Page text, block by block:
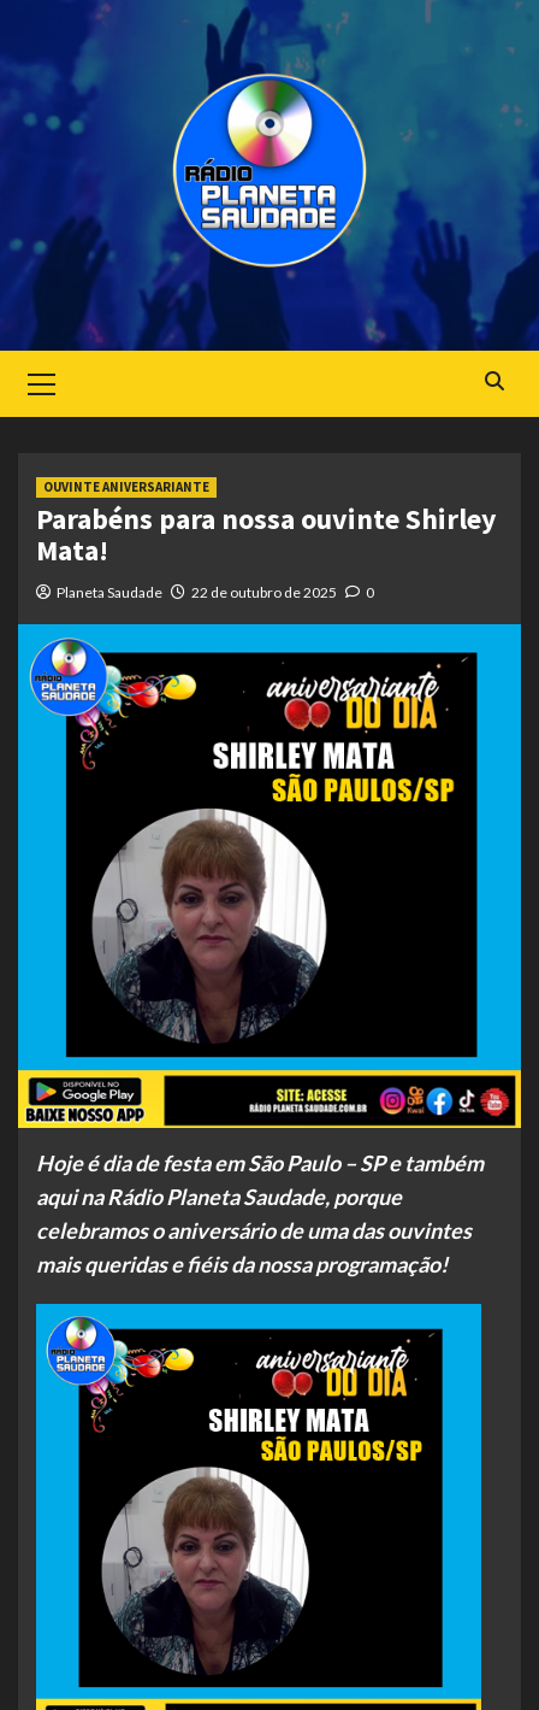
Menu
OUVINTE ANIVERSARIANTE
Parabéns para nossa ouvinte Shirley
Mata!
Planeta Saudade 22 de outubro de 2025 0
Hoje é dia de festa em São Paulo – SP e também
aqui na Rádio Planeta Saudade, porque
celebramos o aniversário de uma das ouvintes
mais queridas e fiéis da nossa programação!